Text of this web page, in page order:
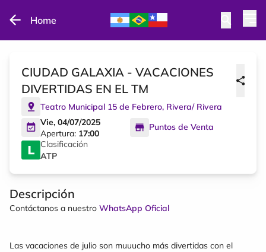
Home
CIUDAD GALAXIA - VACACIONES
DIVERTIDAS EN EL TM
Teatro Municipal 15 de Febrero, Rivera/ Rivera
Vie, 04/07/2025
Apertura: 17:00
Puntos de Venta
Clasificación
ATP
Descripción
Contáctanos a nuestro WhatsApp Oficial
Las vacaciones de julio son muuucho más divertidas con el